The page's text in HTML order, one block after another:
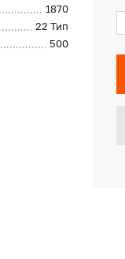
1870
22 Тип
500